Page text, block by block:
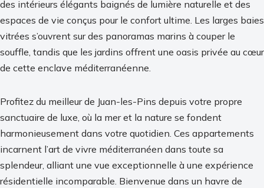
des intérieurs élégants baignés de lumière naturelle et des
espaces de vie conçus pour le confort ultime. Les larges baies
vitrées s’ouvrent sur des panoramas marins à couper le
souffle, tandis que les jardins offrent une oasis privée au cœur
de cette enclave méditerranéenne.
Profitez du meilleur de Juan-les-Pins depuis votre propre
sanctuaire de luxe, où la mer et la nature se fondent
harmonieusement dans votre quotidien. Ces appartements
incarnent l’art de vivre méditerranéen dans toute sa
splendeur, alliant une vue exceptionnelle à une expérience
résidentielle incomparable. Bienvenue dans un havre de